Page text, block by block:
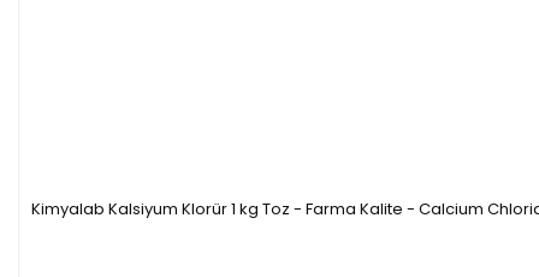
Kimyalab Kalsiyum Klorür 1 kg Toz - Farma Kalite - Calcium